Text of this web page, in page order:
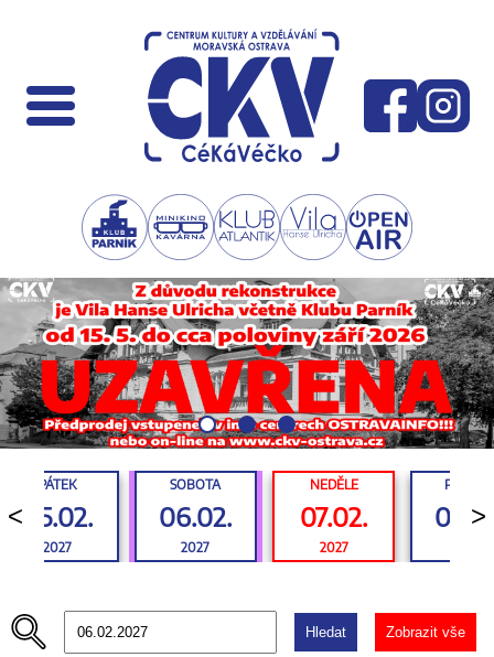
<
PÁTEK
05.02.
2027
SOBOTA
06.02.
2027
NEDĚLE
07.02.
2027
>
Hledat Zobrazit vše